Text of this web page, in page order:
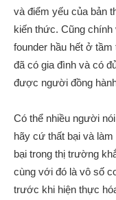
và điểm yếu của bản
kiến thức. Cũng
founder hầu hết ở tầm
đã có gia đình và có
được người đồng
Có thể nhiều người
hãy cứ thất bại và
bại trong thị trường
cùng với đó là vô số
trước khi hiện thực